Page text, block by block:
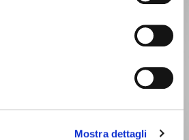
Mostra dettagli